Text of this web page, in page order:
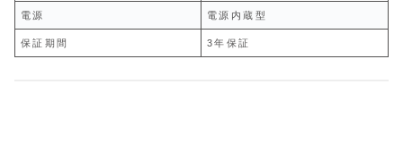
電源 電源内蔵型
保証期間 3年保証